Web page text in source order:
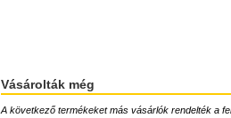
Vásárolták még
A következő termékeket más vásárlók rendelték a